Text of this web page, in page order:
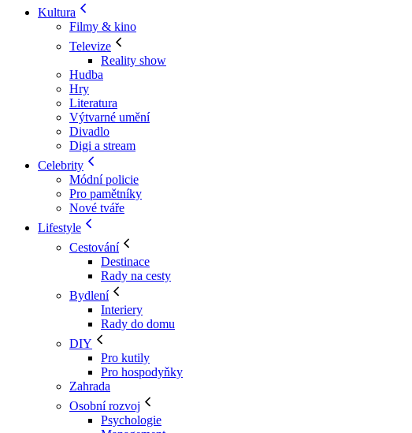
Kultura
Filmy & kino
Televize
Reality show
Hudba
Hry
Literatura
Výtvarné umění
Divadlo
Digi a stream
Celebrity
Módní policie
Pro pamětníky
Nové tváře
Lifestyle
Cestování
Destinace
Rady na cesty
Bydlení
Interiery
Rady do domu
DIY
Pro kutily
Pro hospodyňky
Zahrada
Osobní rozvoj
Psychologie